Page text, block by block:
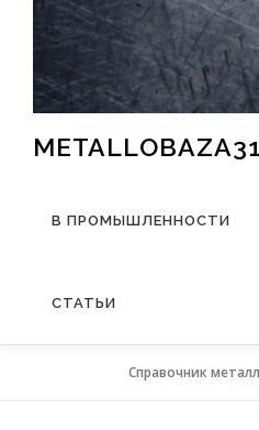
В ПРОМЫШЛЕННОСТИ
СТАТЬИ
Справочник